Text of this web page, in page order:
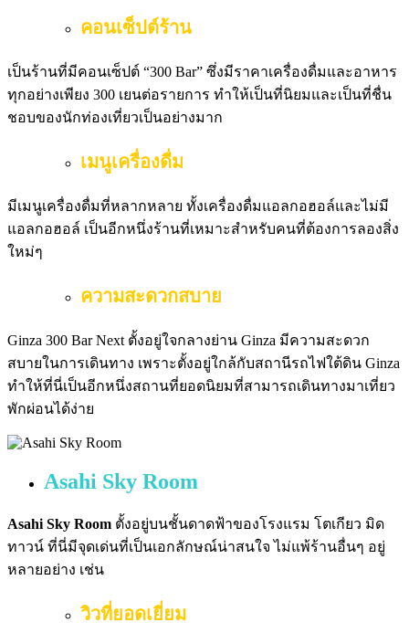
คอนเซ็ปต์ร้าน
เป็นร้านที่มีคอนเซ็ปต์ “300 Bar” ซึ่งมีราคาเครื่องดื่มและอาหาร
ทุกอย่างเพียง 300 เยนต่อรายการ ทำให้เป็นที่นิยมและเป็นที่ชื่น
ชอบของนักท่องเที่ยวเป็นอย่างมาก
เมนูเครื่องดื่ม
มีเมนูเครื่องดื่มที่หลากหลาย ทั้งเครื่องดื่มแอลกอฮอล์และไม่มี
แอลกอฮอล์ เป็นอีกหนึ่งร้านที่เหมาะสำหรับคนที่ต้องการลองสิ่ง
ใหม่ๆ
ความสะดวกสบาย
Ginza 300 Bar Next ตั้งอยู่ใจกลางย่าน Ginza มีความสะดวก
สบายในการเดินทาง เพราะตั้งอยู่ใกล้กับสถานีรถไฟใต้ดิน Ginza
ทำให้ที่นี่เป็นอีกหนึ่งสถานที่ยอดนิยมที่สามารถเดินทางมาเที่ยว
พักผ่อนได้ง่าย
Asahi Sky Room
Asahi Sky Room ตั้งอยู่บนชั้นดาดฟ้าของโรงแรม โตเกียว มิด
ทาวน์ ที่นี่มีจุดเด่นที่เป็นเอกลักษณ์น่าสนใจ ไม่แพ้ร้านอื่นๆ อยู่
หลายอย่าง เช่น
วิวที่ยอดเยี่ยม